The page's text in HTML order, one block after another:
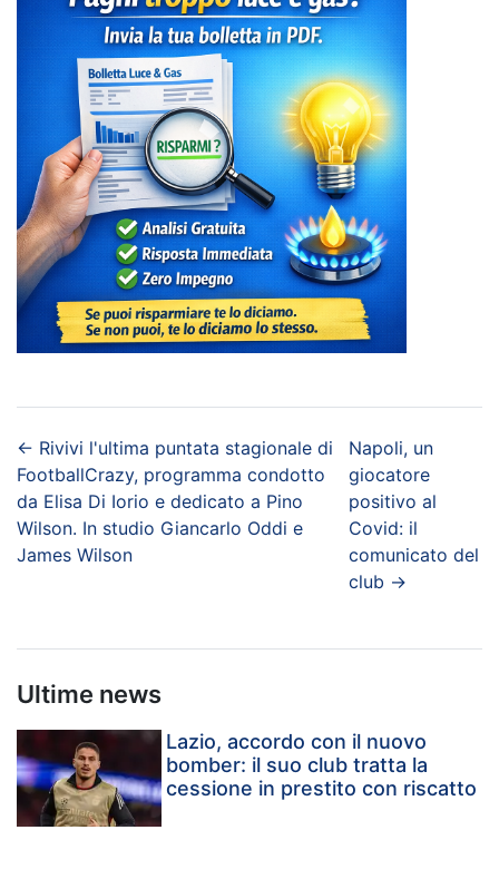
← Rivivi l'ultima puntata stagionale di
FootballCrazy, programma condotto
da Elisa Di Iorio e dedicato a Pino
Wilson. In studio Giancarlo Oddi e
James Wilson
Napoli, un
giocatore
positivo al
Covid: il
comunicato del
club →
Ultime news
Lazio, accordo con il nuovo
bomber: il suo club tratta la
cessione in prestito con riscatto